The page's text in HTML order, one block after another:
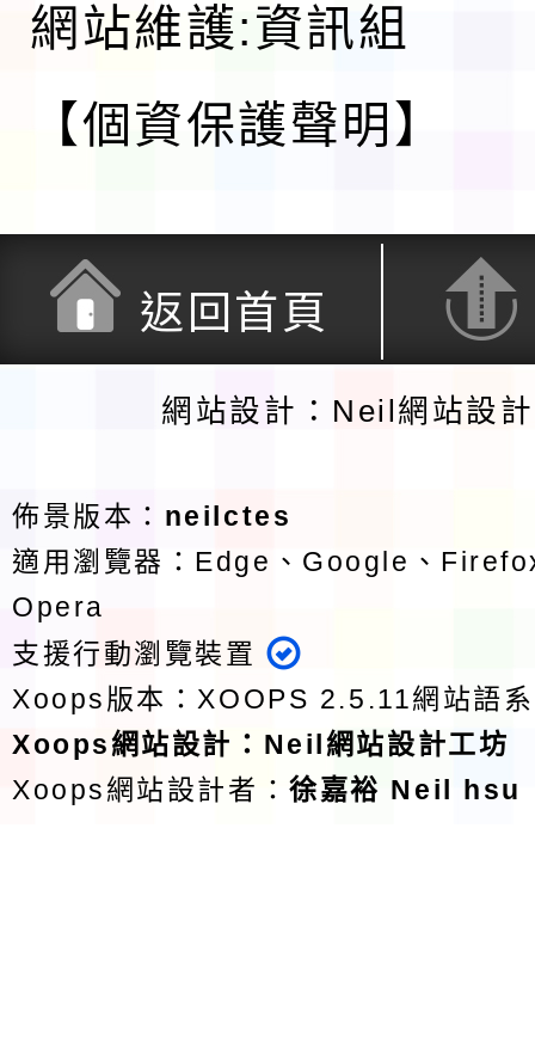
網站維護:資訊組
【個資保護聲明】
返回首頁
網站設計：Neil網站設
佈景版本： neilctes
適用瀏覽器：Edge、Google、
Opera
支援行動瀏覽裝置
Xoops版本：XOOPS 2.5.11網站語
Xoops網站設計 ： Neil網站設計工坊
Xoops網站設計者：徐嘉裕 Neil hsu